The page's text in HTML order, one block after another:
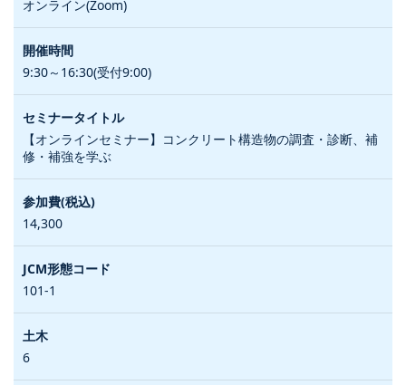
オンライン(Zoom)
9:30～16:30(受付9:00)
【オンラインセミナー】コンクリート構造物の調査・診断、補
修・補強を学ぶ
14,300
101-1
6